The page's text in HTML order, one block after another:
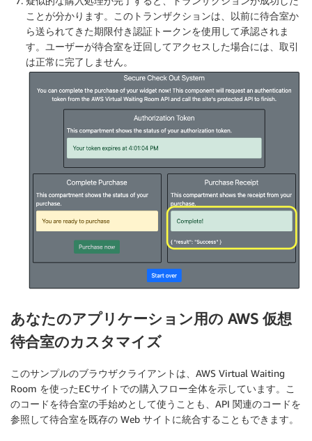
ことが分かります。このトランザクションは、以前に待合室か
ら送られてきた期限付き認証トークンを使用して承認されま
す。ユーザーが待合室を迂回してアクセスした場合には、取引
は正常に完了しません。
あなたのアプリケーション用の AWS 仮想
待合室のカスタマイズ
このサンプルのブラウザクライアントは、AWS Virtual Waiting
Room を使ったECサイトでの購入フロー全体を示しています。こ
のコードを待合室の手始めとして使うことも、API 関連のコードを
参照して待合室を既存の Web サイトに統合することもできます。